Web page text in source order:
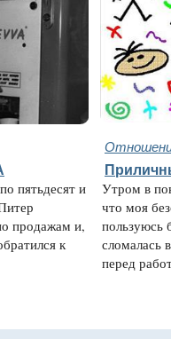
пятьдесят и
продажам и,
к
Утром в
что моя
пользуюсь
сломалась
перед